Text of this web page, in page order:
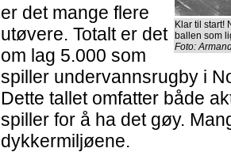
Klar til start!
ballen som
Foto:
er det mange flere
utøvere. Totalt er det
om lag 5.000 som
spiller undervannsrugby i
Dette tallet omfatter både
spiller for å ha det gøy.
dykkermiljøene.